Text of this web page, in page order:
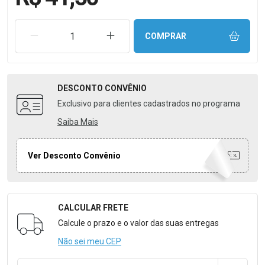
REMOVER UMA UNIDADEAUMENTAR UMA UNIDADE
COMPRAR
DESCONTO CONVÊNIO
Exclusivo para clientes cadastrados no programa
Saiba Mais
Ver Desconto Convênio
Formulário para Calcular o Frete
CALCULAR FRETE
Calcule o prazo e o valor das suas entregas
Não sei meu CEP